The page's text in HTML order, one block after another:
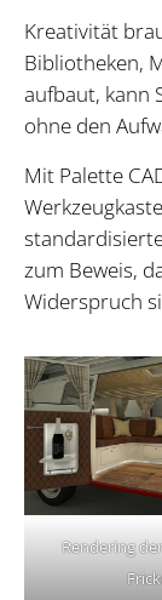
Kreativität
Bibliotheken,
aufbaut, kann
ohne den
Mit Palette
zum Beweis,
Widerspruch
Rendering